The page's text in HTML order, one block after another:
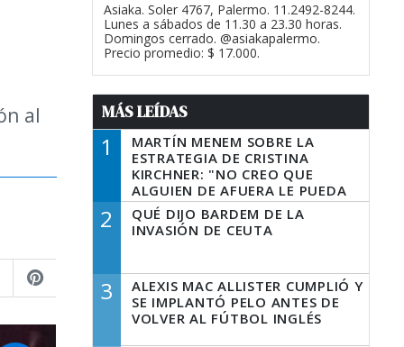
al
Asiaka. Soler 4767, Palermo. 11.2492-8244.
Lunes a sábados de 11.30 a 23.30 horas.
Domingos cerrado. @asiakapalermo.
Precio promedio: $ 17.000.
MÁS LEÍDAS
1
MARTÍN MENEM SOBRE LA
ESTRATEGIA DE CRISTINA
KIRCHNER: "NO CREO QUE
ALGUIEN DE AFUERA LE PUEDA
DECIR A LA JUSTICIA LO QUE
TIENE QUE HACER"
2
QUÉ DIJO BARDEM DE LA
INVASIÓN DE CEUTA
3
ALEXIS MAC ALLISTER CUMPLIÓ Y
SE IMPLANTÓ PELO ANTES DE
VOLVER AL FÚTBOL INGLÉS